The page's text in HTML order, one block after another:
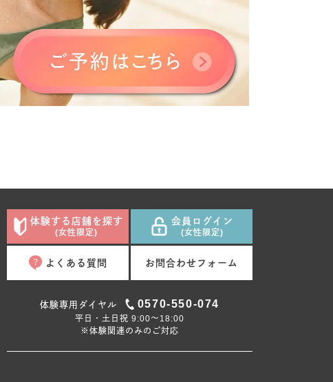
体験する店舗を探す
(女性限定)
会員ログイン
(女性限定)
よくある質問 お問合わせフォーム
体験専用ダイヤル 0570-550-074
平日・土日祝 9:00〜18:00
※体験関連のみのご対応